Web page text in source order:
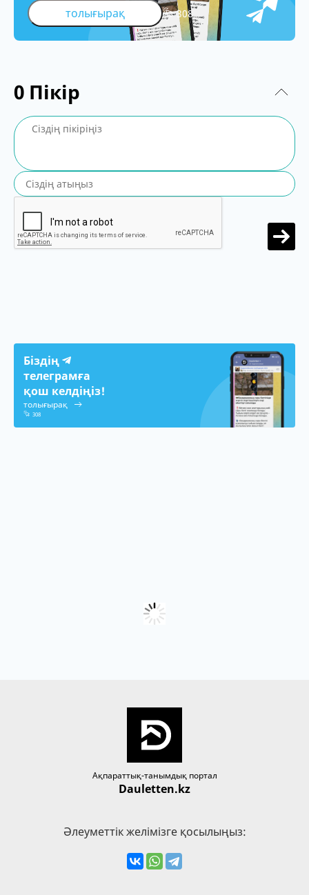
толығырақ 308
0 Пікір
Біздің
телеграмға
қош келдіңіз!
толығырақ
308
Ақпараттық-танымдық портал
Dauletten.kz
Әлеуметтік желімізге қосылыңыз: